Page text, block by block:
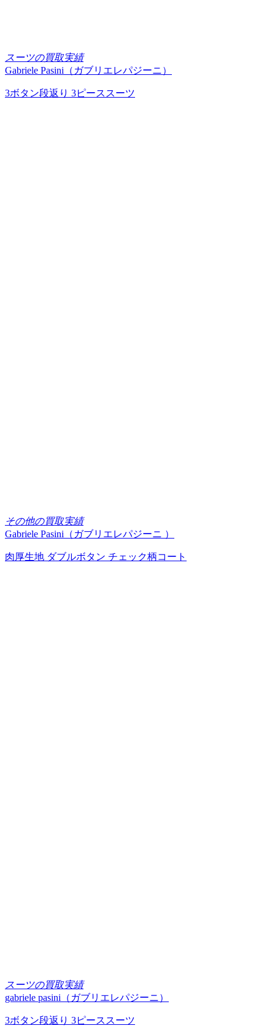
スーツの買取実績
Gabriele Pasini（ガブリエレパジーニ）
3ボタン段返り 3ピーススーツ
その他の買取実績
Gabriele Pasini（ガブリエレパジーニ ）
肉厚生地 ダブルボタン チェック柄コート
スーツの買取実績
gabriele pasini（ガブリエレパジーニ）
3ボタン段返り 3ピーススーツ